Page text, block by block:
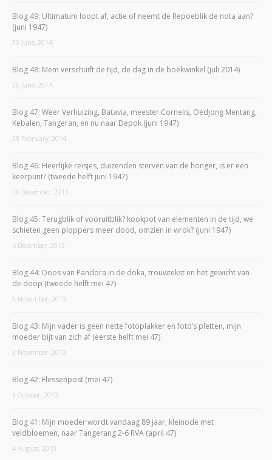
Blog 49: Ultimatum loopt af, actie of neemt de Repoeblik de nota aan?
(juni 1947)
30 June, 2014
Blog 48: Mem verschuift de tijd, de dag in de boekwinkel (juli 2014)
26 June, 2014
Blog 47: Weer Verhuizing, Batavia, meester Cornelis, Oedjong Mentang,
Kebalen, Tangeran, en nu naar Depok (juni 1947)
28 February, 2014
Blog 46: Heerlijke reisjes, duizenden sterven van de honger, is er een
keerpunt? (tweede helft juni 1947)
16 December, 2013
Blog 45: Terugblik of vooruitblik? kookpot van elementen in de tijd, we
schieten geen ploppers meer dood, omzien in wrok? (juni 1947)
5 December, 2013
Blog 44: Doos van Pandora in de doka, trouwtekst en het gewicht van
de doop (tweede helft mei 47)
9 November, 2013
Blog 43: Mijn vader is geen nette fotoplakker en foto’s pletten, mijn
moeder bijt van zich af (eerste helft mei 47)
3 November, 2013
Blog 42: Flessenpost (mei 47)
4 October, 2013
Blog 41: Mijn moeder wordt vandaag 89 jaar, kleinode met
veldbloemen, naar Tangerang 2-6 RVA (april 47)
4 August, 2013